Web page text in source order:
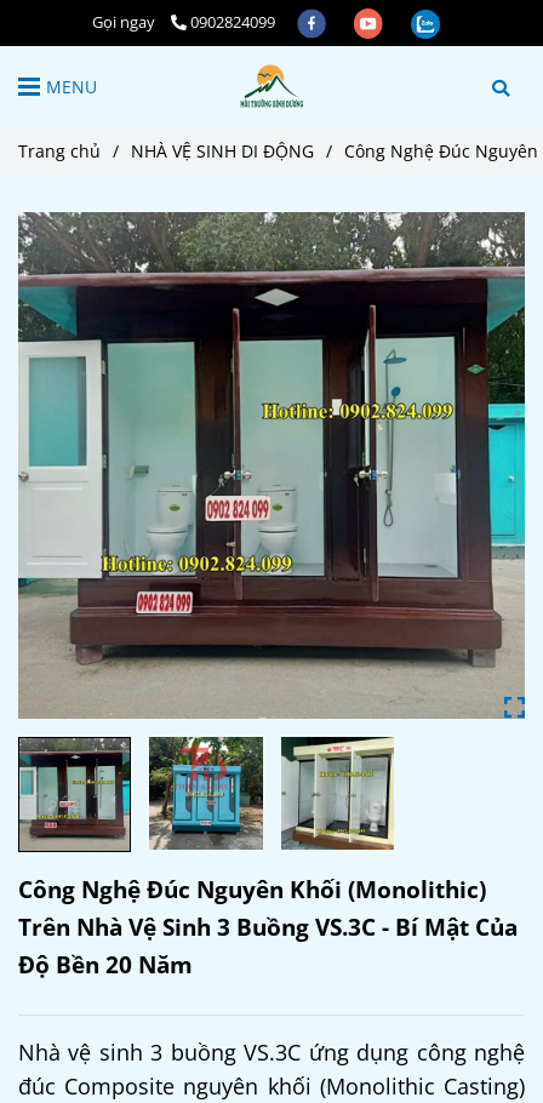
Gọi ngay 0902824099
MENU
Trang chủ / NHÀ VỆ SINH DI ĐỘNG / Công Nghệ Đúc
Công Nghệ Đúc Nguyên Khối (Monolithic)
Trên Nhà Vệ Sinh 3 Buồng VS.3C - Bí Mật Của
Độ Bền 20 Năm
Nhà vệ sinh 3 buồng VS.3C ứng dụng công nghệ
đúc Composite nguyên khối (Monolithic Casting)